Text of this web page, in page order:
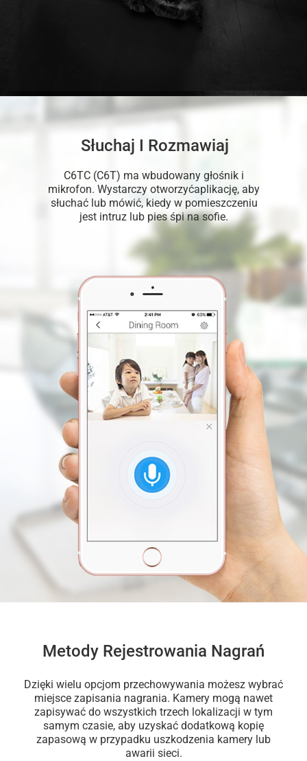
Słuchaj I Rozmawiaj
C6TC (C6T) ma wbudowany głośnik i
mikrofon. Wystarczy otworzyćaplikację, aby
słuchać lub mówić, kiedy w pomieszczeniu
jest intruz lub pies śpi na sofie.
Metody Rejestrowania Nagrań
Dzięki wielu opcjom przechowywania możesz wybrać
miejsce zapisania nagrania. Kamery mogą nawet
zapisywać do wszystkich trzech lokalizacji w tym
samym czasie, aby uzyskać dodatkową kopię
zapasową w przypadku uszkodzenia kamery lub
awarii sieci.